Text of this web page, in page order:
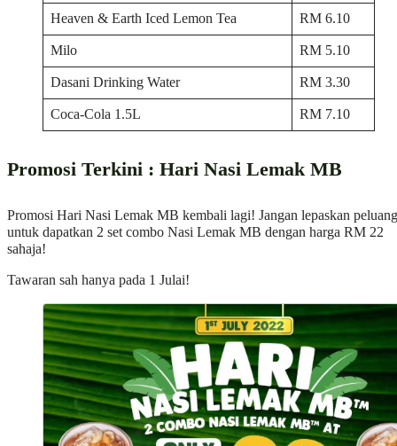
Heaven & Earth Iced Lemon Tea
RM 6.10
Milo
RM 5.10
Dasani Drinking Water
RM 3.30
Coca-Cola 1.5L
RM 7.10
Promosi Terkini : Hari Nasi Lemak MB
Promosi Hari Nasi Lemak MB kembali lagi! Jangan lepaskan peluang
untuk dapatkan 2 set combo Nasi Lemak MB dengan harga RM 22
sahaja!
Tawaran sah hanya pada 1 Julai!